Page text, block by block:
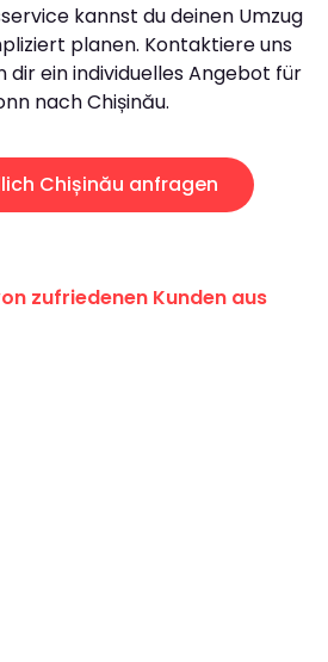
kannst du deinen Umzug
planen. Kontaktiere uns
ein individuelles Angebot für
nach Chișinău.
Chișinău anfragen
zufriedenen Kunden aus